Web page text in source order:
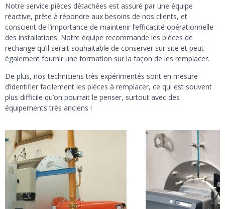
Notre service pièces détachées est assuré par une équipe
réactive, prête à répondre aux besoins de nos clients, et
conscient de l’importance de maintenir l’efficacité opérationnelle
des installations. Notre équipe recommande les pièces de
rechange qu’il serait souhaitable de conserver sur site et peut
également fournir une formation sur la façon de les remplacer.
De plus, nos techniciens très expérimentés sont en mesure
d’identifier facilement les pièces à remplacer, ce qui est souvent
plus difficile qu’on pourrait le penser, surtout avec des
équipements très anciens !